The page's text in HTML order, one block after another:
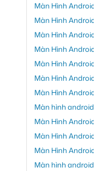
Màn Hình
Màn Hình
Màn Hình
Màn Hình
Màn Hình
Màn Hình
Màn Hình
Màn hình
Màn Hình
Màn Hình
Màn Hình
Màn hình